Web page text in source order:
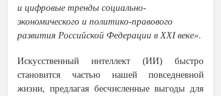
и цифровые тренды социально-
экономического и политико-правового
развития Российской Федерации в XXI веке».
Искусственный интеллект (ИИ) быстро
становится частью нашей повседневной
жизни, предлагая бесчисленные выгоды для